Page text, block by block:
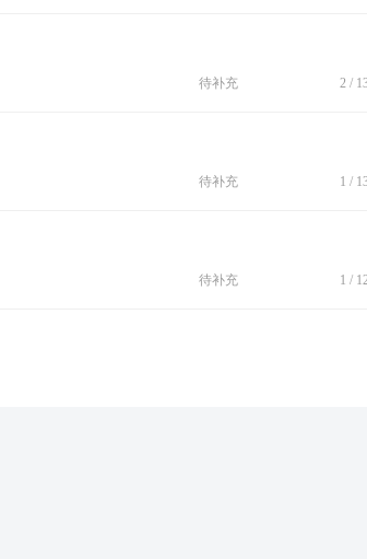
待补充 2 /
待补充 1 /
待补充 1 /